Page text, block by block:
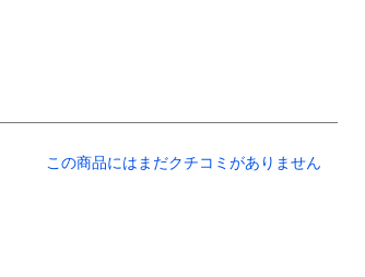
この商品にはまだクチコミがありません